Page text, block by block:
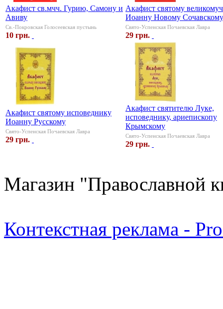
Акафист св.мчч. Гурию, Самону и
Авиву
Св.-Покровская Голосеевская пустынь
10 грн.
Акафист святому
Иоанну Новому Сочавскому
Свято-Успенская Почаевская Лавра
29 грн.
Акафист святому исповеднику
Иоанну Русскому
Свято-Успенская Почаевская Лавра
29 грн.
Акафист святителю Луке,
исповеднику, ариепископу
Крымскому
Свято-Успенская Почаевская Лавра
29 грн.
Магазин "Православной
Контекстная реклама -